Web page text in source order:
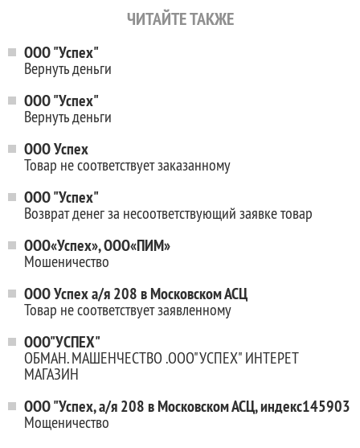
ЧИТАЙТЕ ТАКЖЕ
ООО "Успех"
Вернуть деньги
ООО "Успех"
Вернуть деньги
ООО Успех
Товар не соответствует заказанному
ООО "Успех"
Возврат денег за несоответствующий заявке товар
ООО«Успех», ООО«ПИМ»
Мошеничество
ООО Успех а/я 208 в Московском АСЦ
Товар не соответствует заявленному
ООО"УСПЕХ"
ОБМАН. МАШЕНЧЕСТВО .ООО"УСПЕХ" ИНТЕРЕТ
МАГАЗИН
ООО "Успех, а/я 208 в Московском АСЦ, индекс145903
Мощеничество